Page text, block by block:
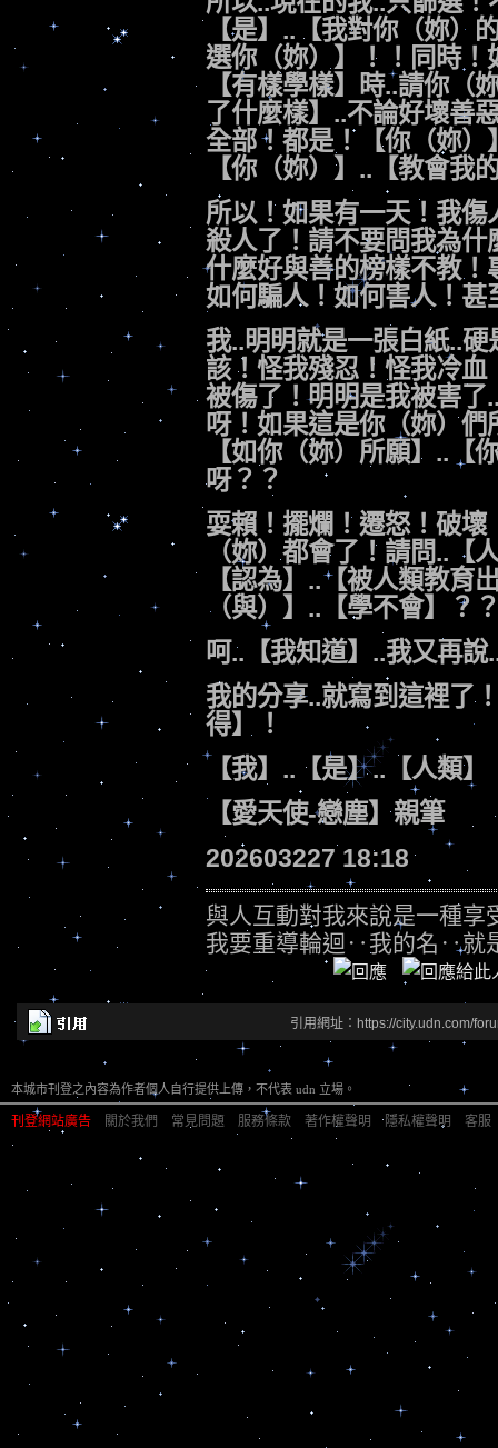
【是】..【我對你（妳）
選你（妳）】！！同時！
【有樣學樣】時..請你（
了什麼樣】..不論好壞善
全部！都是！【你（妳）
【你（妳）】..【教會我
所以！如果有一天！我
殺人了！請不要問我為
什麼好與善的榜樣不教
如何騙人！如何害人！
我..明明就是一張白紙..
該！怪我殘忍！怪我冷
被傷了！明明是我被害了
呀！如果這是你（妳）們
【如你（妳）所願】..【
呀？？
耍賴！擺爛！遷怒！破
（妳）都會了！請問..【
【認為】..【被人類教育
（與）】..【學不會】？
呵..【我知道】..我又再
我的分享..就寫到這裡了
得】！
【我】..【是】..【人類】
【愛天使-戀塵】親筆
202603227 18:18
與人互動對我來說是一種
我要重導輪迴‥我的名‥
引用網址：https://city.udn.com/
本城市刊登之內容為作者個人自行提供上傳，不代表 udn 立場。
刊登網站廣告 關於我們 常見問題 服務條款 著作權聲明 ︱ 隱私權聲明 客服